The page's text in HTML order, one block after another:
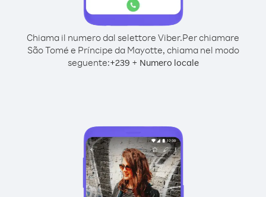
Chiama il numero dal selettore Viber.Per chiamare
São Tomé e Príncipe da Mayotte, chiama nel modo
seguente:+239 + Numero locale